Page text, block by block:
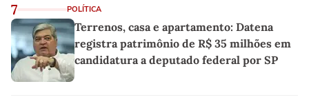
7 POLÍTICA
Terrenos, casa e apartamento: Datena
registra patrimônio de R$ 35 milhões em
candidatura a deputado federal por SP